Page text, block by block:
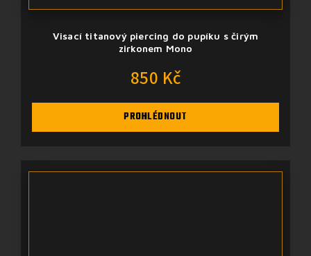
Visací titanový piercing do pupíku s čirým
zirkonem Mono
850 Kč
PROHLÉDNOUT